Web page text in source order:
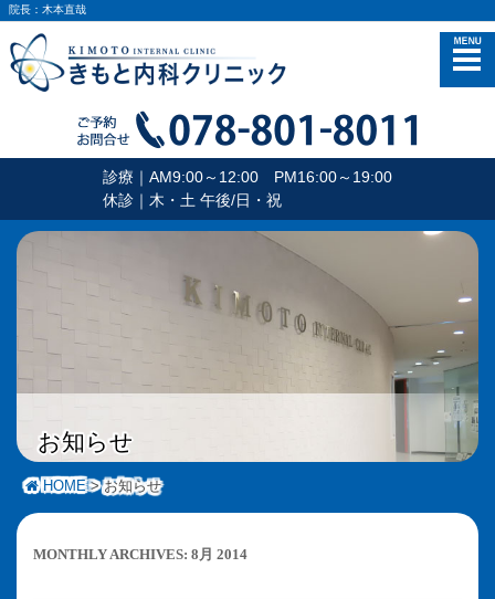
院長：木本直哉
診療｜AM9:00～12:00 PM16:00～19:00
休診｜木・土 午後/日・祝
お知らせ
HOME お知らせ
MONTHLY ARCHIVES: 8月 2014